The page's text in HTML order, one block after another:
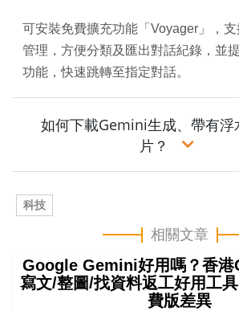
可安裝免費擴充功能「Voyager」，
管理，方便分類及匯出對話紀錄，並
功能，快速跳轉至指定對話。
如何下載Gemini生成、帶有浮
片？
科技
相關文章
Google Gemini好用嗎？香港
寫文/整圖/找資料返工好用工
費版差異